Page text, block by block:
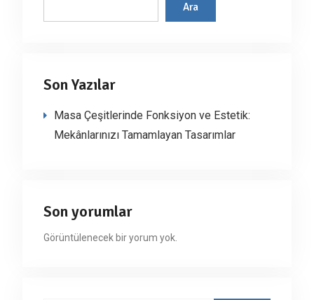
Ara
Son Yazılar
Masa Çeşitlerinde Fonksiyon ve Estetik:
Mekânlarınızı Tamamlayan Tasarımlar
Son yorumlar
Görüntülenecek bir yorum yok.